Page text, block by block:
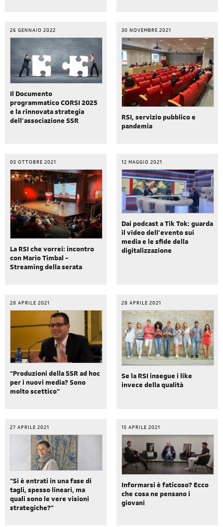
26 GENNAIO 2022
Il Documento
programmatico CORSI 2025
e la rinnovata strategia
dell’associazione SSR
30 NOVEMBRE 2021
RSI, servizio pubblico e
pandemia
05 OTTOBRE 2021
La RSI che vorrei: incontro
con Mario Timbal -
Streaming della serata
12 MAGGIO 2021
Dai podcast a Tik Tok: guarda
il video dell’evento sui
media e le sfide della
digitalizzazione
28 APRILE 2021
“Produzioni della SSR ad hoc
per i nuovi media? Sono
molto scettico”
28 APRILE 2021
Se la RSI insegue i like
invece della qualità
27 APRILE 2021
“Si è entrati in una fase di
tagli, spesso lineari, ma
quali sono le vere visioni
strategiche?”
15 APRILE 2021
Informarsi è faticoso? Ecco
che cosa ne pensano i
giovani